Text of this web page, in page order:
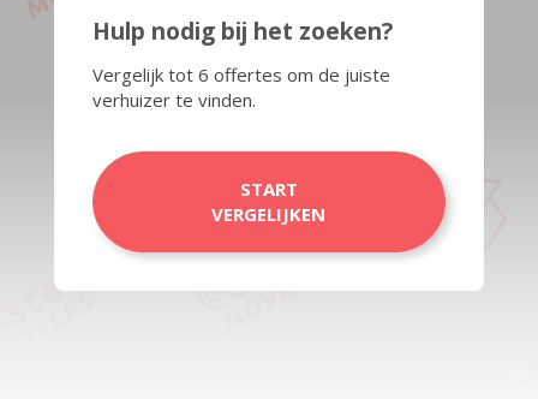
Hulp nodig bij het zoeken?
Vergelijk tot 6 offertes om de juiste
verhuizer te vinden.
START
VERGELIJKEN